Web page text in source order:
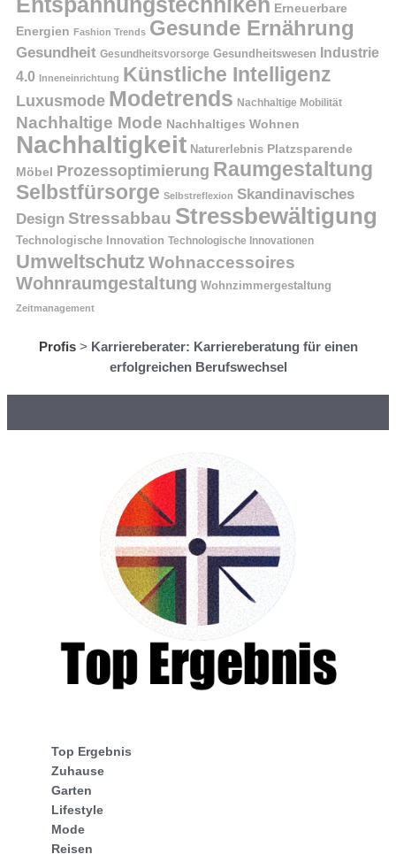
Entspannungstechniken Erneuerbare
Energien Fashion Trends Gesunde Ernährung
Gesundheit Gesundheitsvorsorge Gesundheitswesen Industrie
4.0 Inneneinrichtung Künstliche Intelligenz
Luxusmode Modetrends Nachhaltige Mobilität
Nachhaltige Mode Nachhaltiges Wohnen
Nachhaltigkeit Naturerlebnis Platzsparende
Möbel
Prozessoptimierung Raumgestaltung
Selbstfürsorge Selbstreflexion Skandinavisches
Design Stressabbau Stressbewältigung
Technologische Innovation Technologische Innovationen
Umweltschutz Wohnaccessoires
Wohnraumgestaltung Wohnzimmergestaltung
Zeitmanagement
Profis> Karriereberater: Karriereberatung für einen
erfolgreichen Berufswechsel
Top Ergebnis
Zuhause
Garten
Lifestyle
Mode
Reisen